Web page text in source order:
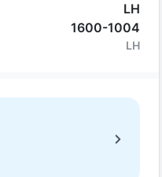
LH
1600-1004
LH